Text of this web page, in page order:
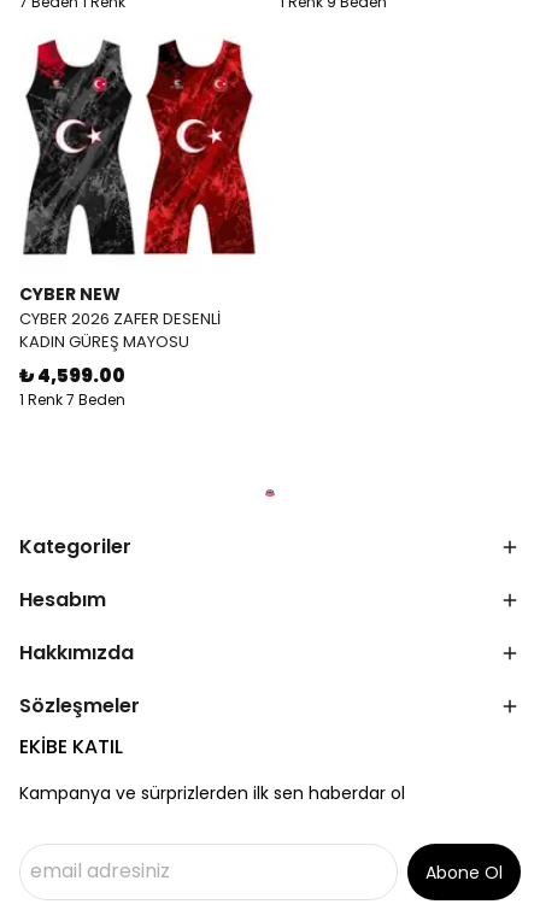
CYBER NEW
CYBER 2026 ZAFER DESENLİ
KADIN GÜREŞ MAYOSU
₺ 4,599.00
1 Renk 7 Beden
Kategoriler
Hesabım
Hakkımızda
Sözleşmeler
EKİBE KATIL
Kampanya ve sürprizlerden ilk sen haberdar ol
Abone Ol